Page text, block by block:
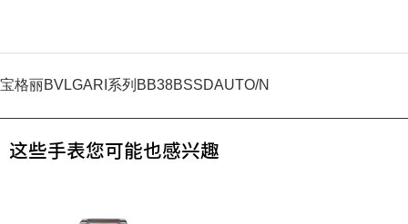
宝格丽BVLGARI系列BB38BSSDAUTO/N
这些手表您可能也感兴趣